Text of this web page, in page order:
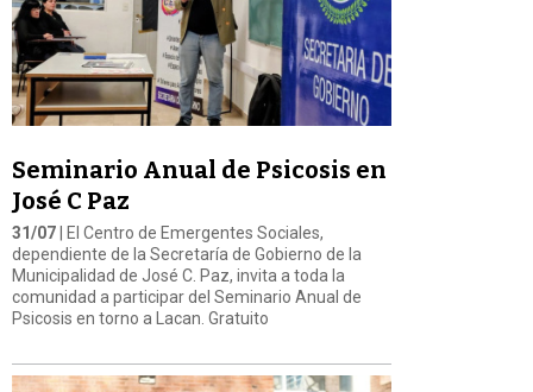
Seminario Anual de Psicosis en
José C Paz
31/07 | El Centro de Emergentes Sociales,
dependiente de la Secretaría de Gobierno de la
Municipalidad de José C. Paz, invita a toda la
comunidad a participar del Seminario Anual de
Psicosis en torno a Lacan. Gratuito